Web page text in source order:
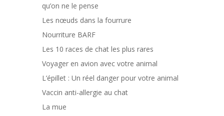
qu’on ne le pense
Les nœuds dans la fourrure
Nourriture BARF
Les 10 races de chat les plus rares
Voyager en avion avec votre animal
L’épillet : Un réel danger pour votre animal
Vaccin anti-allergie au chat
La mue